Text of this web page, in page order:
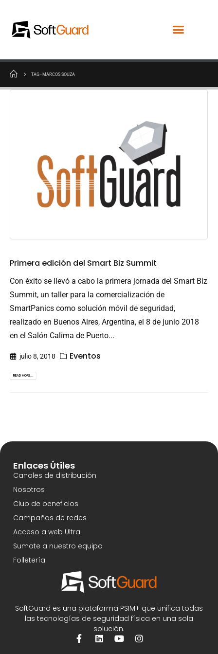
TAG - MARCOS SOUZA
Primera edición del Smart Biz Summit
Con éxito se llevó a cabo la primera jornada del Smart Biz
Summit, un taller para la comercialización de
SmartPanics como solución móvil de seguridad,
realizado en Buenos Aires, Argentina, el 8 de junio 2018
en el Salón Calima de Puerto...
julio 8, 2018 Eventos
READ MORE...
SoftGuard es una plataforma PSIM+ que unifica todas
las tecnologías de seguridad física en una sola
solución.
Enlaces Útiles
Canales de distribución
Nosotros
Club de beneficios
Campañas de redes
Acceso a web Ultra
Sumate a nuestro equipo
Folletería